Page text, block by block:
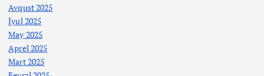
Avqust 2025
İyul 2025
May 2025
Aprel 2025
Mart 2025